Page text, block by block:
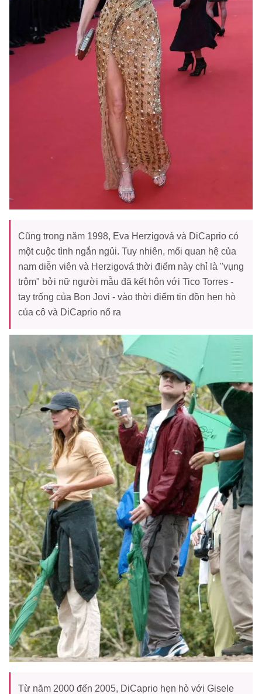
Cũng trong năm 1998, Eva Herzigová và DiCaprio có
một cuộc tình ngắn ngủi. Tuy nhiên, mối quan hệ của
nam diễn viên và Herzigová thời điểm này chỉ là "vụng
trộm" bởi nữ người mẫu đã kết hôn với Tico Torres -
tay trống của Bon Jovi - vào thời điểm tin đồn hẹn hò
của cô và DiCaprio nổ ra
Từ năm 2000 đến 2005, DiCaprio hẹn hò với Gisele